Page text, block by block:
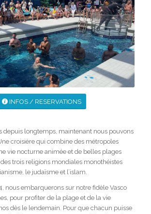
INFOS / RESERVATIONS
depuis longtemps, maintenant nous pouvons
croisière qui combine des métropoles
vie nocturne animée et de belles plages
trois religions mondiales monothéistes
le judaïsme et l’islam.
nous embarquerons sur notre fidèle Vasco
pour profiter de la plage et de la vie
dès le lendemain. Pour que chacun puisse